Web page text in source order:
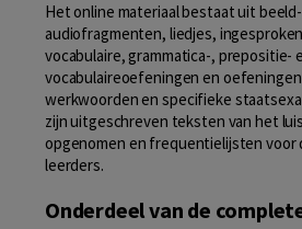
Het online materiaal bestaat uit
audiofragmenten, liedjes,
vocabulaire, grammatica-, prepositie-
vocabulaireoefeningen en
werkwoorden en specifieke
zijn uitgeschreven teksten van het
opgenomen en frequentielijsten voor
leerders.
Onderdeel van de